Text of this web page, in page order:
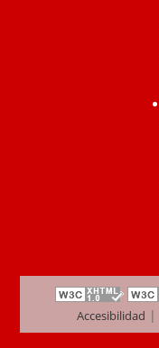
Accesibilidad |